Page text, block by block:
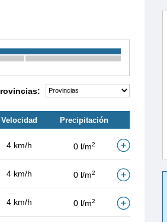
Velocidad Precipitación
4 km/h 0 l/m2
4 km/h 0 l/m2
4 km/h 0 l/m2